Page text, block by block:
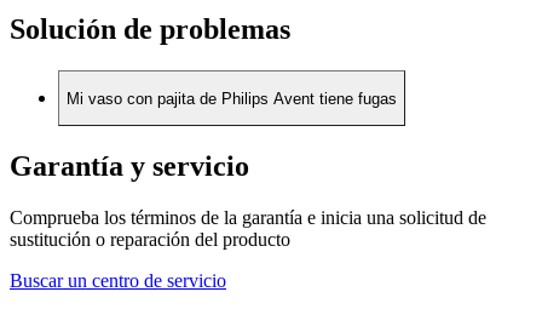
Solución de problemas
Mi vaso con pajita de Philips Avent tiene fugas
Garantía y servicio
Comprueba los términos de la garantía e inicia una solicitud de
sustitución o reparación del producto
Buscar un centro de servicio